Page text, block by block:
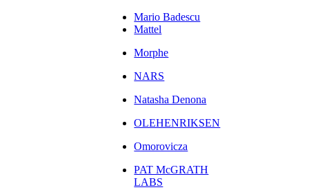
Mario Badescu
Mattel
Morphe
NARS
Natasha Denona
OLEHENRIKSEN
Omorovicza
PAT McGRATH
LABS